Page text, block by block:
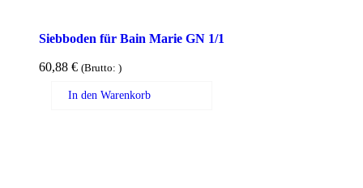
Siebboden für Bain Marie GN 1/1
60,88 € (Brutto: )
In den Warenkorb